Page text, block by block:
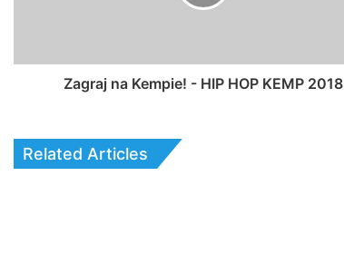
Zagraj na Kempie! - HIP HOP KEMP 2018
Related Articles